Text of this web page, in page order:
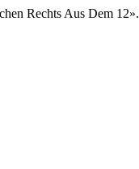
Rechts Aus Dem 12».